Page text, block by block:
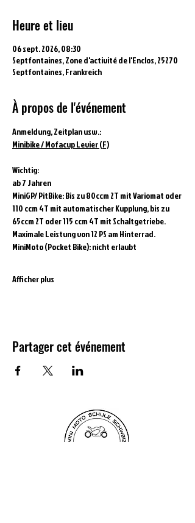
Heure et lieu
06 sept. 2026, 08:30
Septfontaines, Zone d'activité de l'Enclos, 25270
Septfontaines, Frankreich
À propos de l'événement
Anmeldung, Zeitplan usw.:
Minibike / Mofacup Levier (F)
Wichtig:
ab 7 Jahren
MiniGP/ PitBike: Bis zu 80ccm 2T mit Variomat oder
110 ccm 4T mit automatischer Kupplung, bis zu
65ccm 2T oder 115 ccm 4T mit Schaltgetriebe.
Maximale Leistung von 12 PS am Hinterrad.
MiniMoto (Pocket Bike): nicht erlaubt
Afficher plus
Partager cet événement